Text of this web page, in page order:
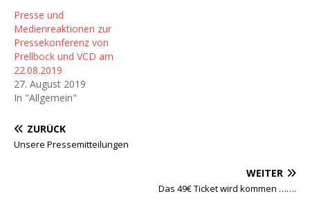
Presse und
Medienreaktionen zur
Pressekonferenz von
Prellbock und VCD am
22.08.2019
27. August 2019
In "Allgemein"
ZURÜCK
Unsere Pressemitteilungen
WEITER
Das 49€ Ticket wird kommen …….